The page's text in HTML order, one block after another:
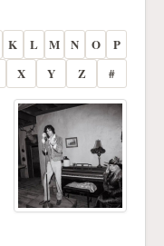
K L M N O
P
X Y Z #